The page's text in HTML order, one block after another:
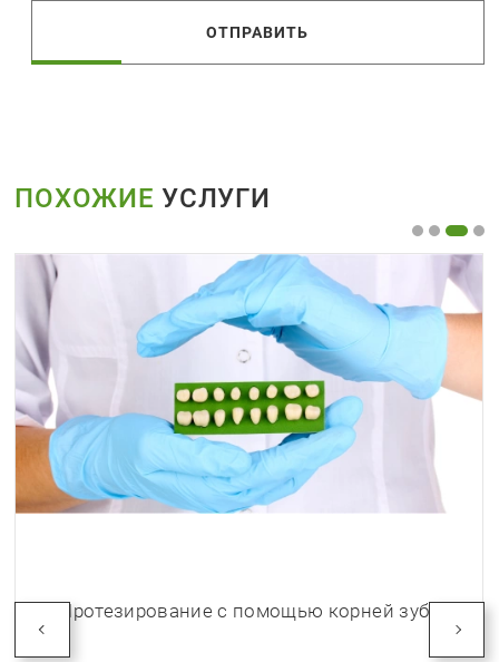
ОТПРАВИТЬ
ПОХОЖИЕ УСЛУГИ
Протезирование с помощью корней зуба